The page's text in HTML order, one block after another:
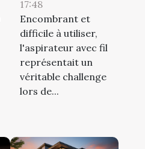
17:48
Encombrant et
difficile à utiliser,
l'aspirateur avec fil
représentait un
véritable challenge
lors de...